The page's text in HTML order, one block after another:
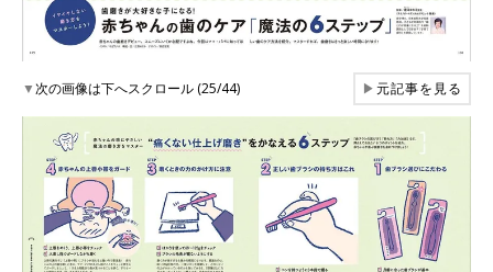
▼次の画像は下へスクロール (25/44) ▶元記事を見る